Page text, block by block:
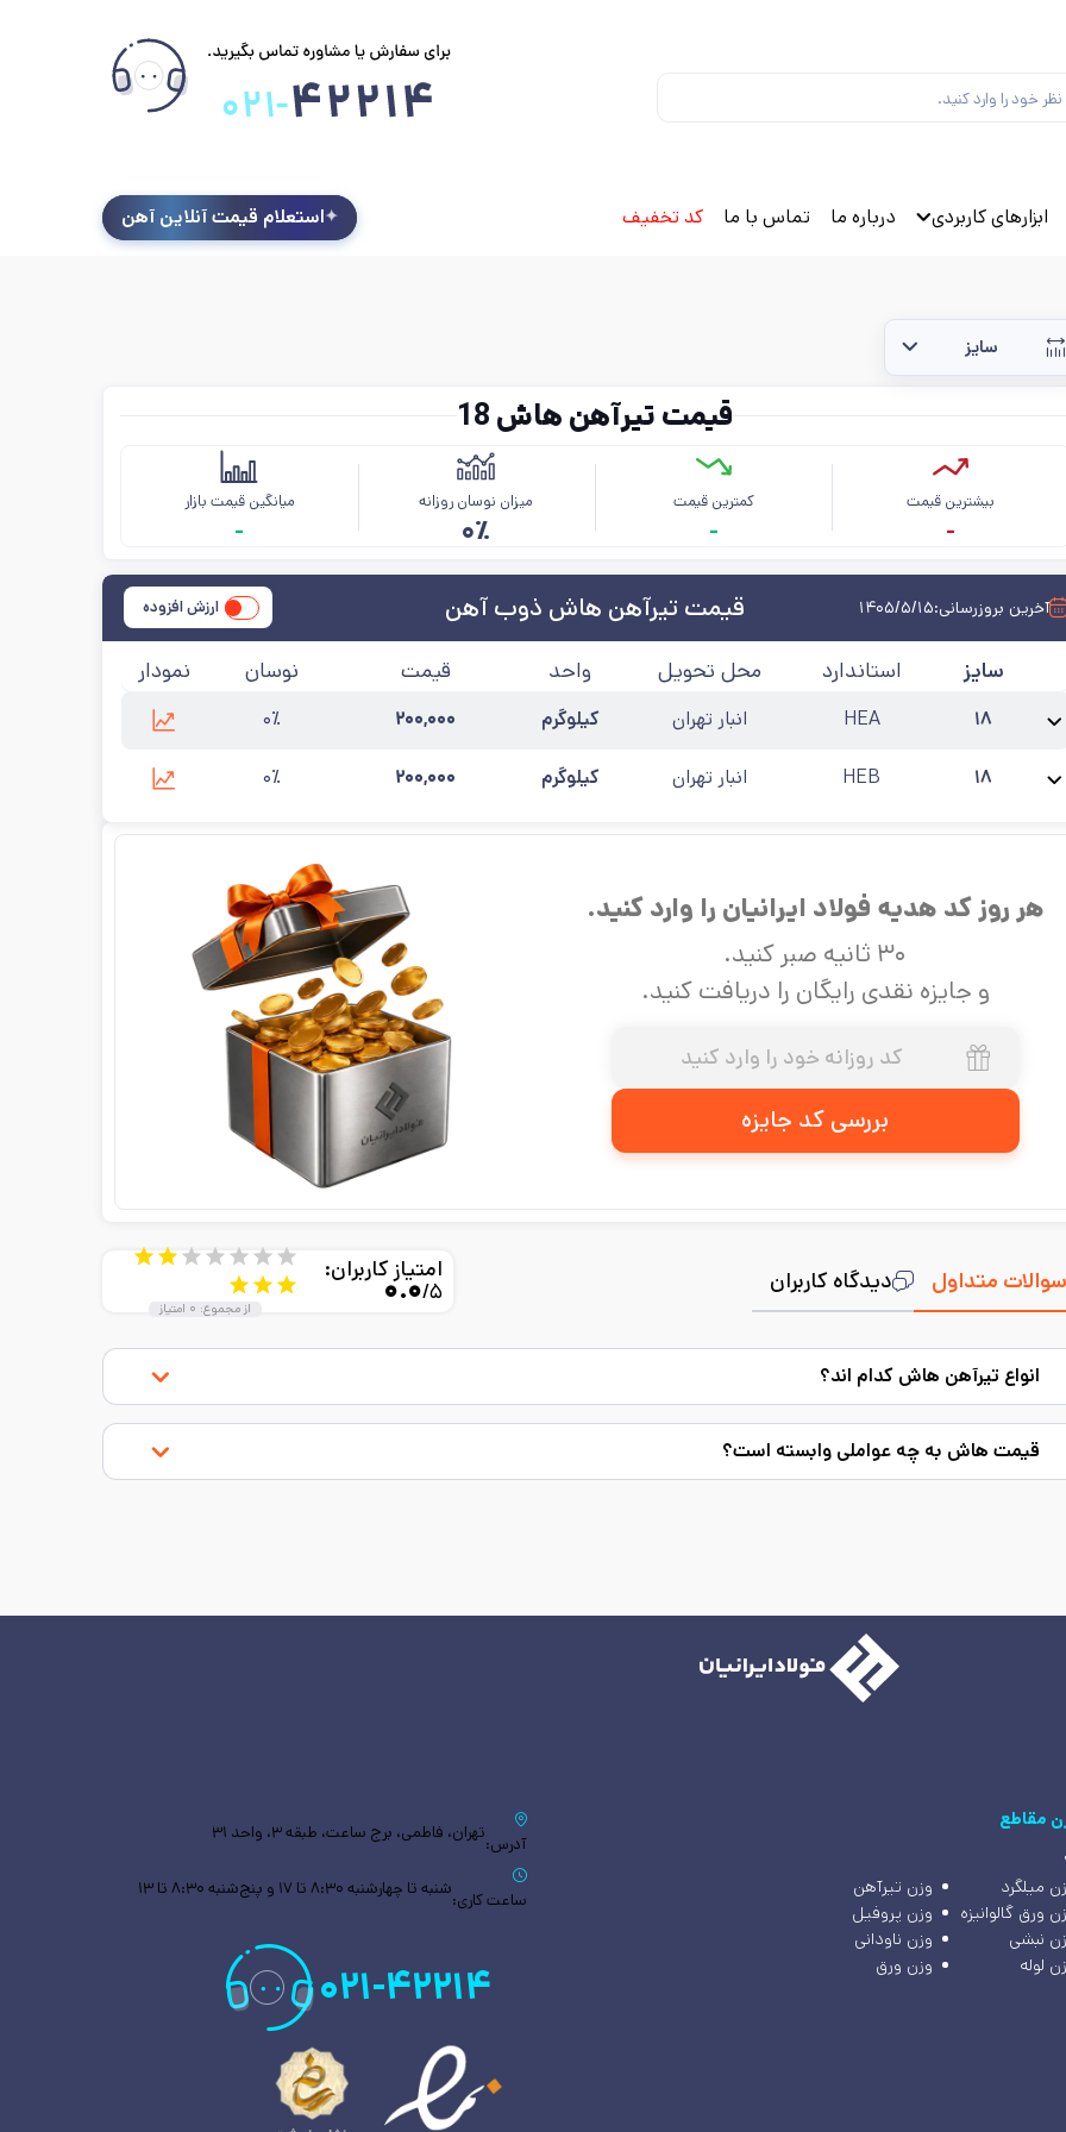
ابزارهای کاربردی درباره ما تماس با ما کد تخفیف استعلام قیمت آنلاین آهن
سایز
قیمت تیرآهن هاش 18
بیشترین قیمت
-
کمترین قیمت
-
میزان نوسان روزانه
۰٪
میانگین قیمت بازار
-
ارزش افزوده قیمت تیرآهن هاش ذوب آهن آخرین بروزرسانی:۱۴۰۵/۵/۱۵
سایز استاندارد محل تحویل واحد قیمت نوسان نمودار
۱۸ HEA انبار تهران کیلوگرم ۲۰۰,۰۰۰ ۰٪
۱۸ HEB انبار تهران کیلوگرم ۲۰۰,۰۰۰ ۰٪
هر روز کد هدیه فولاد ایرانیان را وارد کنید.
۳۰ ثانیه صبر کنید.
و جایزه نقدی رایگان را دریافت کنید.
بررسی کد جایزه
سوالات متداول دیدگاه کاربران امتیاز کاربران:
۰.۰/۵
از مجموع: ۰ امتیاز
انواع تیرآهن هاش کدام اند؟
قیمت هاش به چه عواملی وابسته است؟
مقاطع
میلگرد
وزن تیرآهن
ورق گالوانیزه
وزن پروفیل
نبشی
وزن ناودانی
لوله
وزن ورق
آدرس:تهران، فاطمی، برج ساعت، طبقه ۳، واحد ۳۱
ساعت کاری:شنبه تا چهارشنبه ۸:۳۰ تا ۱۷ و پنج‌شنبه ۸:۳۰ تا ۱۳
۰۲۱-۴۲۲۱۴